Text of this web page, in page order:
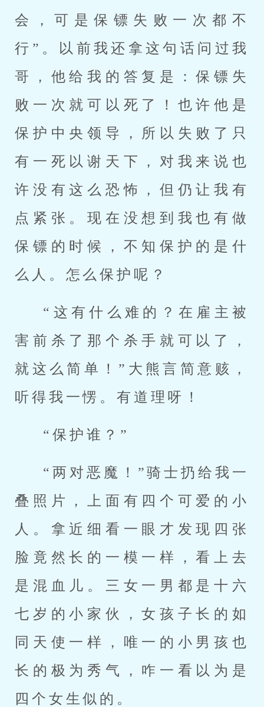
会，可是保镖失败一次都不
行”。以前我还拿这句话问过我
哥，他给我的答复是：保镖失
败一次就可以死了！也许他是
保护中央领导，所以失败了只
有一死以谢天下，对我来说也
许没有这么恐怖，但仍让我有
点紧张。现在没想到我也有做
保镖的时候，不知保护的是什
么人。怎么保护呢？
“这有什么难的？在雇主被
害前杀了那个杀手就可以了，
就这么简单！”大熊言简意赅，
听得我一愣。有道理呀！
“保护谁？”
“两对恶魔！”骑士扔给我一
叠照片，上面有四个可爱的小
人。拿近细看一眼才发现四张
脸竟然长的一模一样，看上去
是混血儿。三女一男都是十六
七岁的小家伙，女孩子长的如
同天使一样，唯一的小男孩也
长的极为秀气，咋一看以为是
四个女生似的。